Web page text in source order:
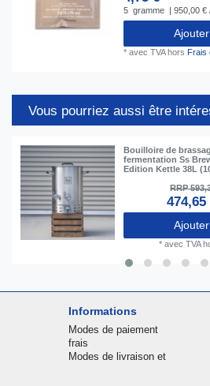
5 gramme | 950,00 €
*avec TVAhors Frais
Vous pourriez aussi être
Bouilloire de
fermentation Ss
Edition Kettle 38L
RRP
474,65
* avec TVA
Informations
Modes de paiement
frais
Modes de livraison et